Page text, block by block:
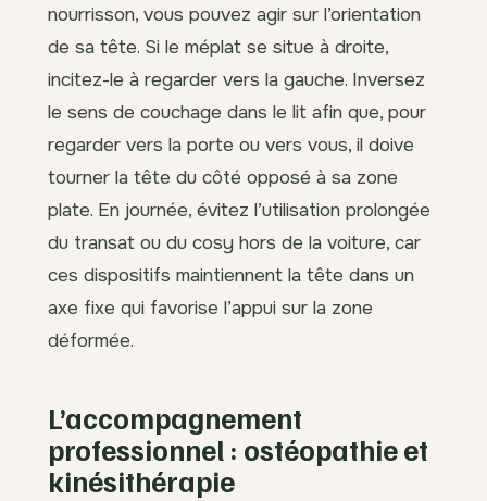
nourrisson, vous pouvez agir sur l’orientation
de sa tête. Si le méplat se situe à droite,
incitez-le à regarder vers la gauche. Inversez
le sens de couchage dans le lit afin que, pour
regarder vers la porte ou vers vous, il doive
tourner la tête du côté opposé à sa zone
plate. En journée, évitez l’utilisation prolongée
du transat ou du cosy hors de la voiture, car
ces dispositifs maintiennent la tête dans un
axe fixe qui favorise l’appui sur la zone
déformée.
L’accompagnement
professionnel : ostéopathie et
kinésithérapie